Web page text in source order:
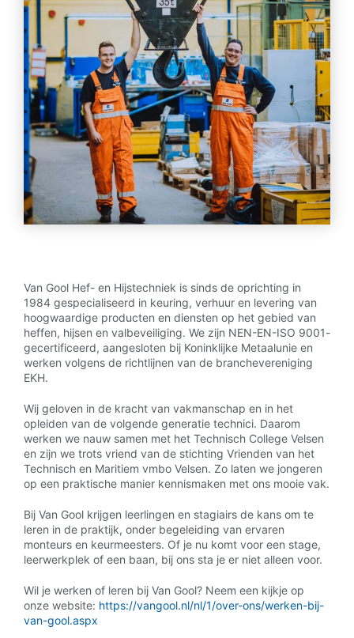
Van Gool Hef- en Hijstechniek is sinds de oprichting in
1984 gespecialiseerd in keuring, verhuur en levering van
hoogwaardige producten en diensten op het gebied van
heffen, hijsen en valbeveiliging. We zijn NEN-EN-ISO 9001-
gecertificeerd, aangesloten bij Koninklijke Metaalunie en
werken volgens de richtlijnen van de branchevereniging
EKH.
Wij geloven in de kracht van vakmanschap en in het
opleiden van de volgende generatie technici. Daarom
werken we nauw samen met het Technisch College Velsen
en zijn we trots vriend van de stichting Vrienden van het
Technisch en Maritiem vmbo Velsen. Zo laten we jongeren
op een praktische manier kennismaken met ons mooie vak.
Bij Van Gool krijgen leerlingen en stagiairs de kans om te
leren in de praktijk, onder begeleiding van ervaren
monteurs en keurmeesters. Of je nu komt voor een stage,
leerwerkplek of een baan, bij ons sta je er niet alleen voor.
Wil je werken of leren bij Van Gool? Neem een kijkje op
onze website: https://vangool.nl/nl/1/over-ons/werken-bij-
van-gool.aspx